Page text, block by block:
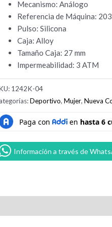
Mecanismo: Análogo
Referencia de Máquina:
Pulso: Silicona
Caja: Alloy
Tamaño Caja: 27 mm
Impermeabilidad: 3 ATM
1242K-04
Deportivo,Mujer,Nueva
Información a través de